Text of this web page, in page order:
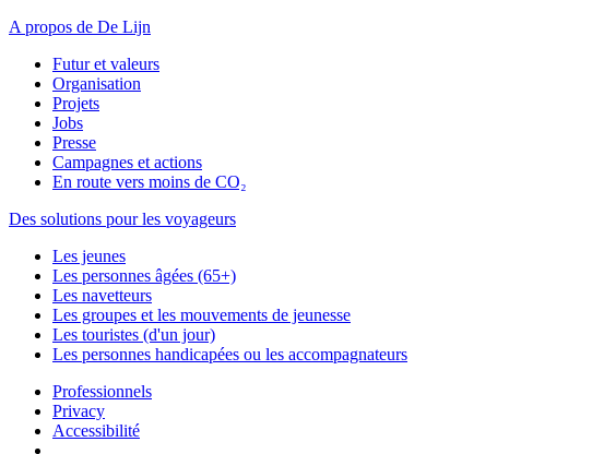
A propos de De Lijn
Futur et valeurs
Organisation
Projets
Jobs
Presse
Campagnes et actions
En route vers moins de CO₂
Des solutions pour les voyageurs
Les jeunes
Les personnes âgées (65+)
Les navetteurs
Les groupes et les mouvements de jeunesse
Les touristes (d'un jour)
Les personnes handicapées ou les accompagnateurs
Professionnels
Privacy
Accessibilité